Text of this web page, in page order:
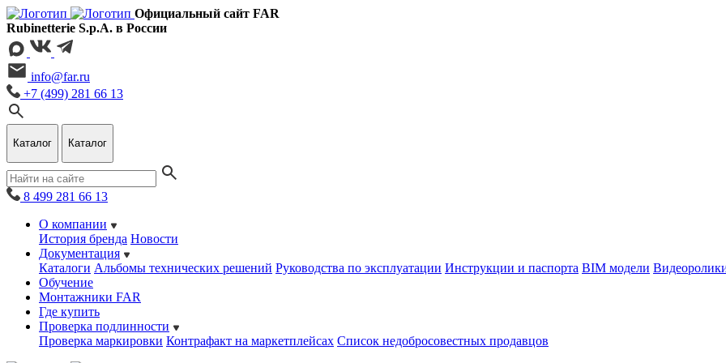
Официальный сайт FAR
Rubinetterie S.p.A. в России
info@far.ru
+7 (499) 281 66 13
Каталог Каталог
8 499 281 66 13
О компании
История бренда Новости
Документация
Каталоги Альбомы технических решений Руководства по эксплуатации Инструкции и паспорта BIM модели
Обучение
Монтажники FAR
Где купить
Проверка подлинности
Проверка маркировки Контрафакт на маркетплейсах Cписок недобросовестных продавцов